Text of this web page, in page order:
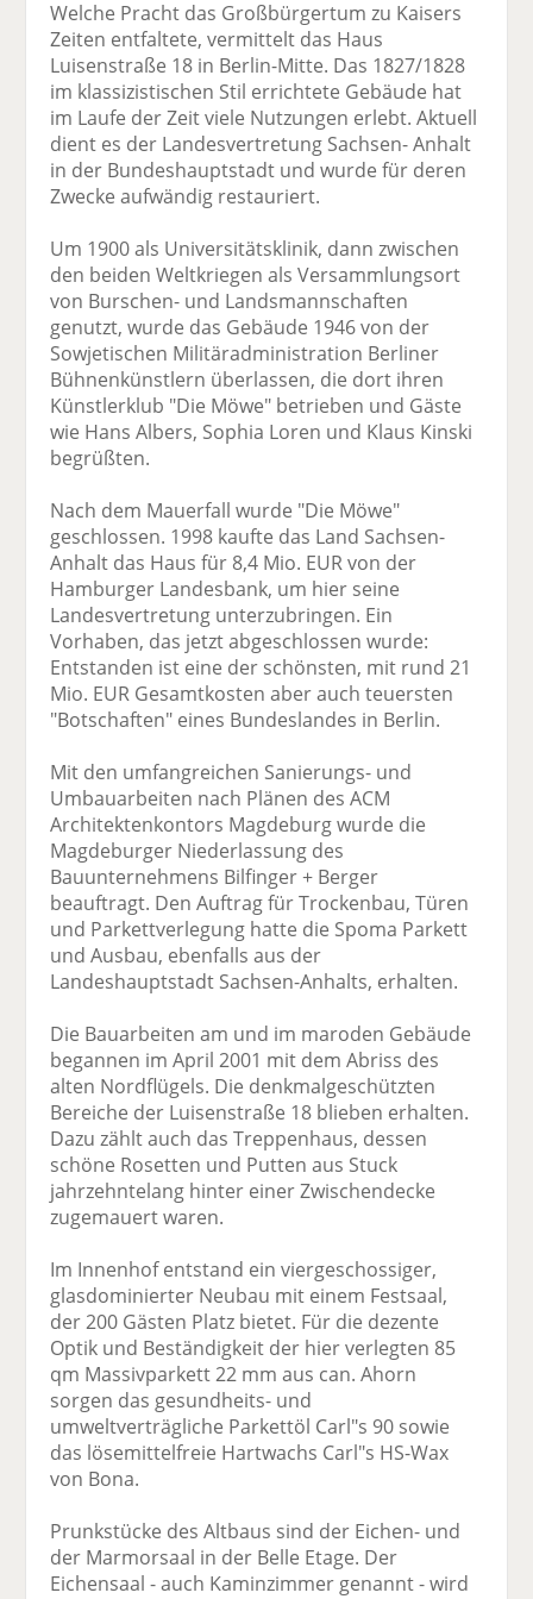
Welche Pracht das Großbürgertum zu Kaisers
Zeiten entfaltete, vermittelt das Haus
Luisenstraße 18 in Berlin-Mitte. Das 1827/1828
im klassizistischen Stil errichtete Gebäude hat
im Laufe der Zeit viele Nutzungen erlebt. Aktuell
dient es der Landesvertretung Sachsen- Anhalt
in der Bundeshauptstadt und wurde für deren
Zwecke aufwändig restauriert.
Um 1900 als Universitätsklinik, dann zwischen
den beiden Weltkriegen als Versammlungsort
von Burschen- und Landsmannschaften
genutzt, wurde das Gebäude 1946 von der
Sowjetischen Militäradministration Berliner
Bühnenkünstlern überlassen, die dort ihren
Künstlerklub "Die Möwe" betrieben und Gäste
wie Hans Albers, Sophia Loren und Klaus Kinski
begrüßten.
Nach dem Mauerfall wurde "Die Möwe"
geschlossen. 1998 kaufte das Land Sachsen-
Anhalt das Haus für 8,4 Mio. EUR von der
Hamburger Landesbank, um hier seine
Landesvertretung unterzubringen. Ein
Vorhaben, das jetzt abgeschlossen wurde:
Entstanden ist eine der schönsten, mit rund 21
Mio. EUR Gesamtkosten aber auch teuersten
"Botschaften" eines Bundeslandes in Berlin.
Mit den umfangreichen Sanierungs- und
Umbauarbeiten nach Plänen des ACM
Architektenkontors Magdeburg wurde die
Magdeburger Niederlassung des
Bauunternehmens Bilfinger + Berger
beauftragt. Den Auftrag für Trockenbau, Türen
und Parkettverlegung hatte die Spoma Parkett
und Ausbau, ebenfalls aus der
Landeshauptstadt Sachsen-Anhalts, erhalten.
Die Bauarbeiten am und im maroden Gebäude
begannen im April 2001 mit dem Abriss des
alten Nordflügels. Die denkmalgeschützten
Bereiche der Luisenstraße 18 blieben erhalten.
Dazu zählt auch das Treppenhaus, dessen
schöne Rosetten und Putten aus Stuck
jahrzehntelang hinter einer Zwischendecke
zugemauert waren.
Im Innenhof entstand ein viergeschossiger,
glasdominierter Neubau mit einem Festsaal,
der 200 Gästen Platz bietet. Für die dezente
Optik und Beständigkeit der hier verlegten 85
qm Massivparkett 22 mm aus can. Ahorn
sorgen das gesundheits- und
umweltverträgliche Parkettöl Carl"s 90 sowie
das lösemittelfreie Hartwachs Carl"s HS-Wax
von Bona.
Prunkstücke des Altbaus sind der Eichen- und
der Marmorsaal in der Belle Etage. Der
Eichensaal - auch Kaminzimmer genannt - wird